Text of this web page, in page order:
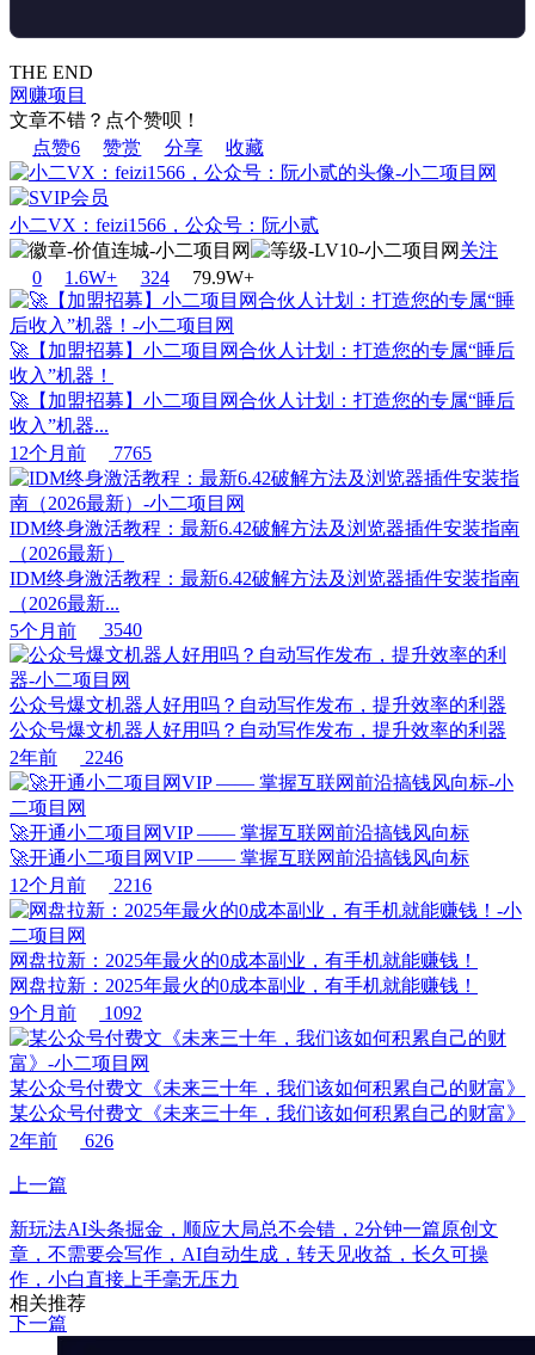
THE END
网赚项目
文章不错？点个赞呗！
点赞6 赞赏 分享 收藏
小二VX：feizi1566，公众号：阮小贰
关注
0
1.6W+ 324 79.9W+
🚀【加盟招募】小二项目网合伙人计划：打造您的专属“睡后
收入”机器！
🚀【加盟招募】小二项目网合伙人计划：打造您的专属“睡后
收入”机器...
12个月前
7765
IDM终身激活教程：最新6.42破解方法及浏览器插件安装指南
（2026最新）
IDM终身激活教程：最新6.42破解方法及浏览器插件安装指南
（2026最新...
5个月前
3540
公众号爆文机器人好用吗？自动写作发布，提升效率的利器
公众号爆文机器人好用吗？自动写作发布，提升效率的利器
2年前
2246
🚀开通小二项目网VIP —— 掌握互联网前沿搞钱风向标
🚀开通小二项目网VIP —— 掌握互联网前沿搞钱风向标
12个月前
2216
网盘拉新：2025年最火的0成本副业，有手机就能赚钱！
网盘拉新：2025年最火的0成本副业，有手机就能赚钱！
9个月前
1092
某公众号付费文《未来三十年，我们该如何积累自己的财富》
某公众号付费文《未来三十年，我们该如何积累自己的财富》
2年前
626
上一篇
新玩法AI头条掘金，顺应大局总不会错，2分钟一篇原创文
章，不需要会写作，AI自动生成，转天见收益，长久可操
作，小白直接上手毫无压力
下一篇
相关推荐